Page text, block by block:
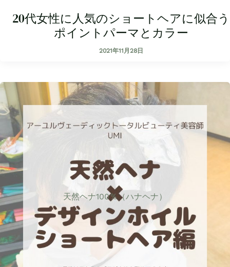
20代女性に人気のショートヘアに似合う
ポイントパーマとカラー
2021年11月28日
天然ヘナ100％（ハナヘナ）